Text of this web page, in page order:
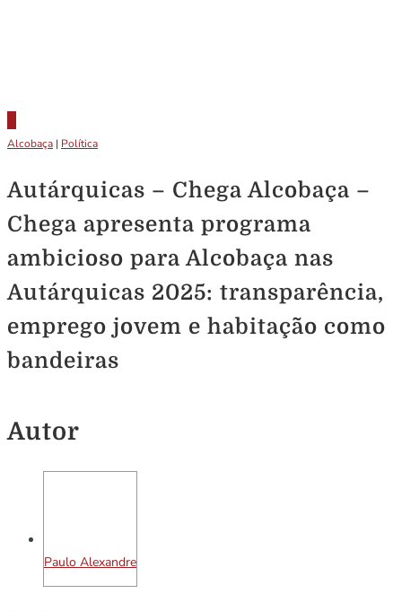
Alcobaça | Política
Autárquicas – Chega Alcobaça –
Chega apresenta programa
ambicioso para Alcobaça nas
Autárquicas 2025: transparência,
emprego jovem e habitação como
bandeiras
Autor
Paulo Alexandre